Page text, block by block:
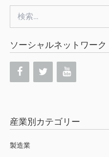
索:
ソーシャルネットワーク
産業別カテゴリー
製造業